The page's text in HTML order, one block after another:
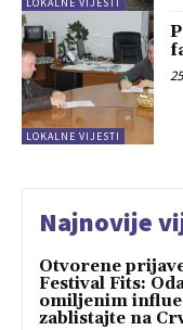
LOKALNE VIJESTI
LOKALNE VIJESTI
Najnovije
Otvorene
Festival Fits:
omiljenim
zablistajte na